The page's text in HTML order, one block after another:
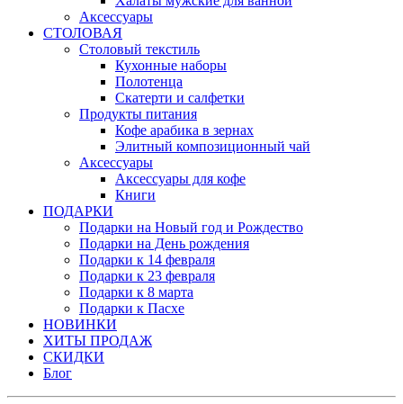
Аксессуары
СТОЛОВАЯ
Столовый текстиль
Кухонные наборы
Полотенца
Скатерти и салфетки
Продукты питания
Кофе арабика в зернах
Элитный композиционный чай
Аксессуары
Аксессуары для кофе
Книги
ПОДАРКИ
Подарки на Новый год и Рождество
Подарки на День рождения
Подарки к 14 февраля
Подарки к 23 февраля
Подарки к 8 марта
Подарки к Пасхе
НОВИНКИ
ХИТЫ ПРОДАЖ
СКИДКИ
Блог